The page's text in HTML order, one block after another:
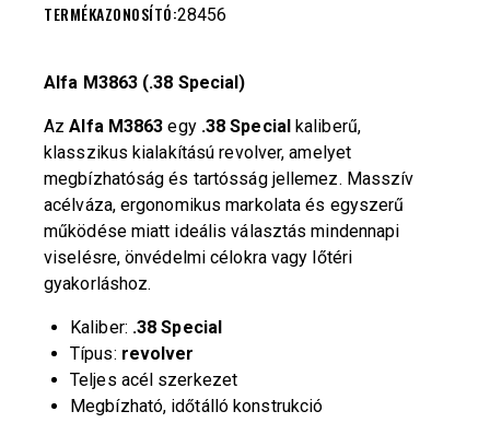
TERMÉKAZONOSÍTÓ:28456
Alfa M3863 (.38 Special)
AzAlfa M3863 egy .38 Specialkaliberű,
klasszikus kialakítású revolver, amelyet
megbízhatóság és tartósság jellemez. Masszív
acélváza, ergonomikus markolata és egyszerű
működése miatt ideális választás mindennapi
viselésre, önvédelmi célokra vagy lőtéri
gyakorláshoz.
Kaliber: .38 Special
Típus: revolver
Teljes acél szerkezet
Megbízható, időtálló konstrukció